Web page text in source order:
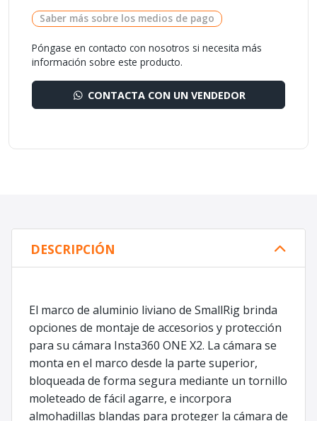
Saber más sobre los medios de pago
Póngase en contacto con nosotros si necesita más
información sobre este producto.
CONTACTA CON UN VENDEDOR
DESCRIPCIÓN
El marco de aluminio liviano de SmallRig brinda
opciones de montaje de accesorios y protección
para su cámara Insta360 ONE X2. La cámara se
monta en el marco desde la parte superior,
bloqueada de forma segura mediante un tornillo
moleteado de fácil agarre, e incorpora
almohadillas blandas para proteger la cámara de